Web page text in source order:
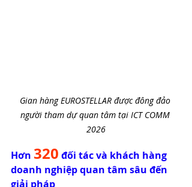
Gian hàng EUROSTELLAR được đông đảo
người tham dự quan tâm tại ICT COMM
2026
Hơn 320 đối tác và khách hàng
doanh nghiệp quan tâm sâu đến
giải pháp